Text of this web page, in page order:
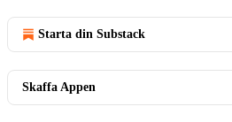
Starta din Substack
Skaffa Appen